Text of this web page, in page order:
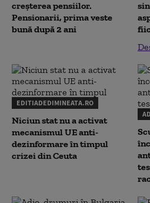
creșterea pensiilor.
Pensionarii, prima veste
bună după 2 ani
EDITIADEDIMINEATA.RO
Niciun stat nu a activat
mecanismul UE anti-
dezinformare în timpul
crizei din Ceuta